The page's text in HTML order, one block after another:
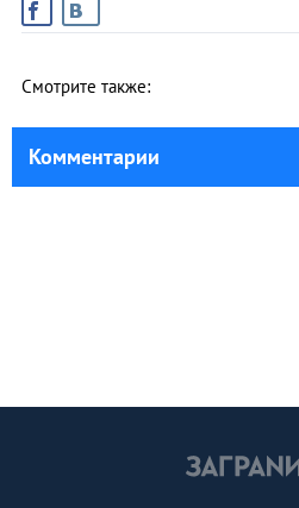
Смотрите также:
Комментарии